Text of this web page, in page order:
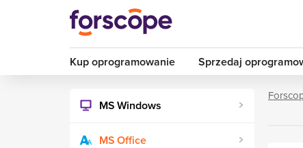
Kup oprogramowanie Sprzedaj
MS Windows
MS Office